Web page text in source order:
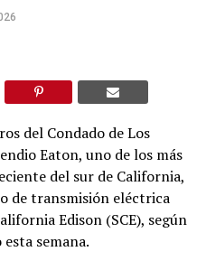
del Condado de Los
Eaton, uno de los más
del sur de California,
de transmisión eléctrica
Edison (SCE), según
semana.